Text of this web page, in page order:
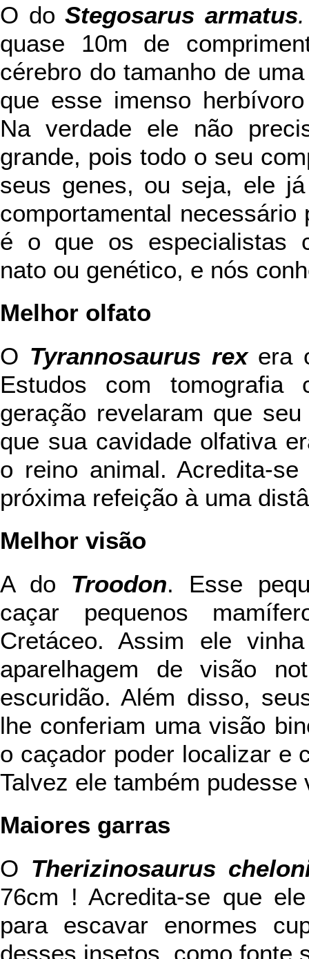
O doStegosarus armatus.
quase 10m de
cérebro do tamanho de
que esse imenso
Na verdade ele não
grande, pois todo o seu
seus genes, ou seja, ele
comportamental
é o que os especialistas
nato ou genético, e nós
Melhor olfato
O Tyrannosaurus rexera
Estudos com tomografia
geração revelaram que
que sua cavidade olfativa
o reino animal. Acredita-
próxima refeição à uma
Melhor visão
A do Troodon. Esse
caçar pequenos
Cretáceo. Assim ele
aparelhagem de visão
escuridão. Além disso,
lhe conferiam uma visão
o caçador poder localizar e
Talvez ele também pudesse
Maiores garras
O Therizinosaurus
76cm ! Acredita-se que
para escavar enormes
desses insetos, como fonte